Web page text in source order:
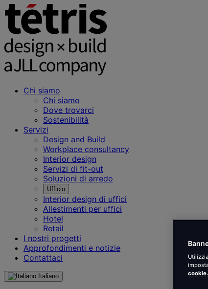
Chi siamo
Chi siamo
Dove trovarci
Sostenibilità
Servizi
Design and Build
Workplace consultancy
Interior design
Servizi di fit-out
Soluzioni di arredo
Ufficio
Interior design di uffici
Allestimenti per uffici
Hotel
Retail
I nostri progetti
Approfondimenti e notizie
Contattaci
Italiano
cookie.